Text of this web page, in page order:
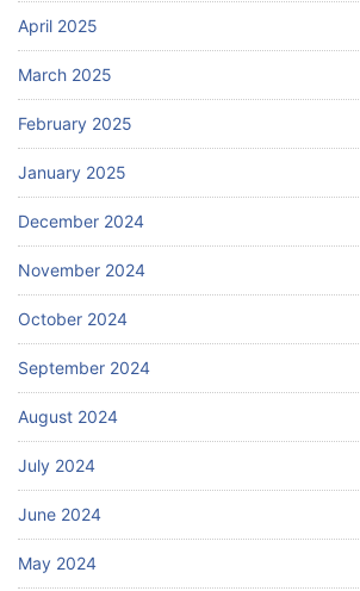
April 2025
March 2025
February 2025
January 2025
December 2024
November 2024
October 2024
September 2024
August 2024
July 2024
June 2024
May 2024